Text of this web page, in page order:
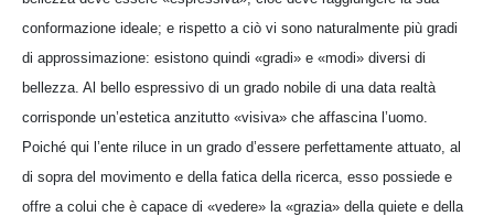
conformazione ideale; e rispetto a ciò vi sono naturalmente più gradi
di approssimazione: esistono quindi «gradi» e «modi» diversi di
bellezza. Al bello espressivo di un grado nobile di una data realtà
corrisponde un’estetica anzitutto «visiva» che affascina l’uomo.
Poiché qui l’ente riluce in un grado d’essere perfettamente attuato, al
di sopra del movimento e della fatica della ricerca, esso possiede e
offre a colui che è capace di «vedere» la «grazia» della quiete e della